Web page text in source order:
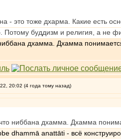
- это тоже дхарма. Какие есть
Потому буддизм и религия, а не
ниббана дхамма. Дхамма
20:02 (4 года тому назад)
что ниббана дхамма. Дхамма
dhammā anattāti - всё